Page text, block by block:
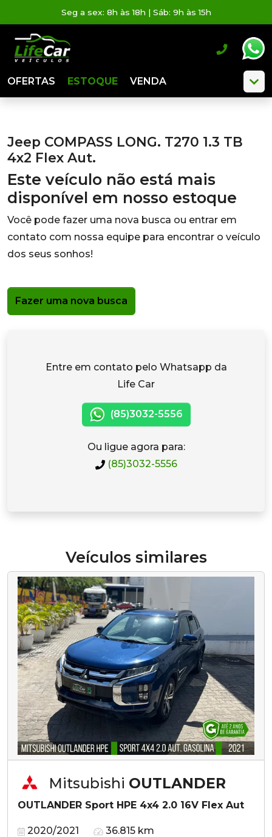
Seg a sex: 8h às 18h | Sáb: 9h às 15h
OFERTAS ESTOQUE VENDA
Jeep COMPASS LONG. T270 1.3 TB
4x2 Flex Aut.
Este veículo não está mais
disponível em nosso estoque
Você pode fazer uma nova busca ou entrar em
contato com nossa equipe para encontrar o veículo
dos seus sonhos!
Fazer uma nova busca
Entre em contato pelo Whatsapp da
Life Car
(85)3032-5556
Ou ligue agora para:
(85)3032-5556
Veículos similares
Mitsubishi OUTLANDER
OUTLANDER Sport HPE 4x4 2.0 16V Flex Aut
2020/2021 36.815 km